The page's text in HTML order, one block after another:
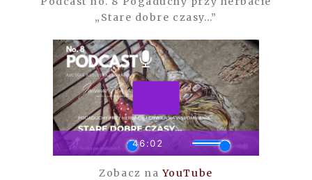
„Stare dobre czasy…”
Zobacz na YouTube